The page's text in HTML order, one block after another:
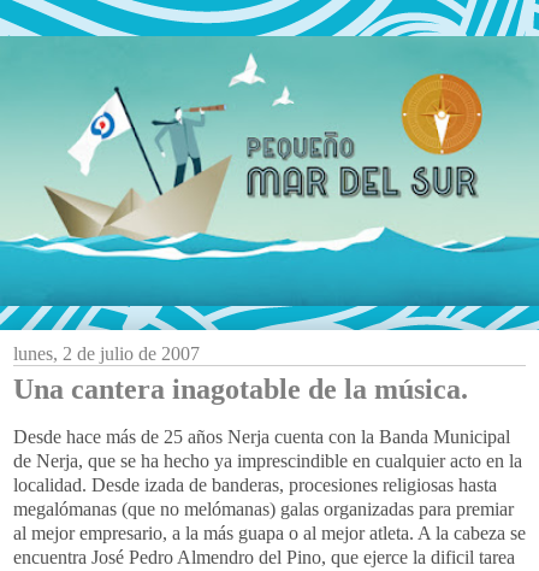
lunes, 2 de julio de 2007
Una cantera inagotable de la música.
Desde hace más de 25 años Nerja cuenta con la Banda Municipal
de Nerja, que se ha hecho ya imprescindible en cualquier acto en la
localidad. Desde izada de banderas, procesiones religiosas hasta
megalómanas (que no melómanas) galas organizadas para premiar
al mejor empresario, a la más guapa o al mejor atleta. A la cabeza se
encuentra José Pedro Almendro del Pino, que ejerce la dificil tarea